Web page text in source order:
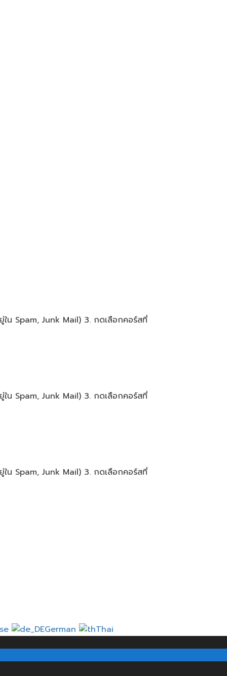
น Spam, Junk Mail) 3. กดเลือกคอร์สที่
น Spam, Junk Mail) 3. กดเลือกคอร์สที่
น Spam, Junk Mail) 3. กดเลือกคอร์สที่
German
Thai